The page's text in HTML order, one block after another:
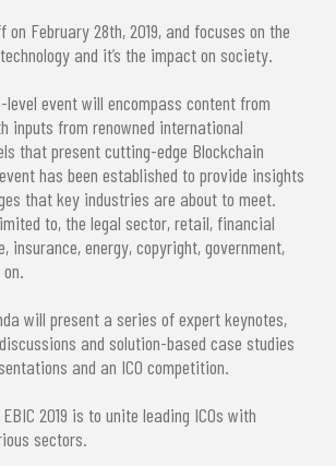
February 28th, 2019, and focuses on the
and it’s the impact on society.
level event will encompass content from
inputs from renowned international
that present cutting-edge Blockchain
has been established to provide insights
that key industries are about to meet.
to, the legal sector, retail, financial
insurance, energy, copyright, government,
will present a series of expert keynotes,
and solution-based case studies
and an ICO competition.
2019 is to unite leading ICOs with
sectors.